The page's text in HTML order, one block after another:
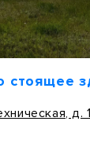
стоящее
д.